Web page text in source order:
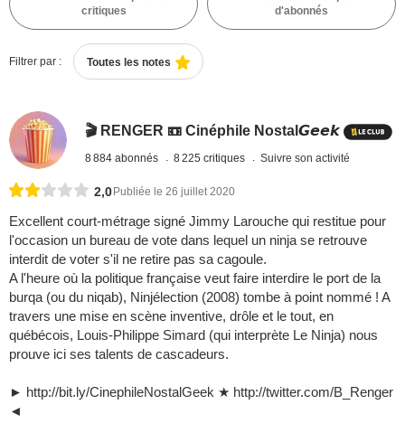
critiques
d'abonnés
Filtrer par : Toutes les notes
🎬 RENGER 📼 Cinéphile Nostal𝙂𝙚𝙚𝙠
8 884 abonnés 8 225 critiques Suivre son activité
2,0 Publiée le 26 juillet 2020
Excellent court-métrage signé Jimmy Larouche qui restitue pour
l'occasion un bureau de vote dans lequel un ninja se retrouve
interdit de voter s'il ne retire pas sa cagoule.
A l'heure où la politique française veut faire interdire le port de la
burqa (ou du niqab), Ninjélection (2008) tombe à point nommé ! A
travers une mise en scène inventive, drôle et le tout, en
québécois, Louis-Philippe Simard (qui interprète Le Ninja) nous
prouve ici ses talents de cascadeurs.
► http://bit.ly/CinephileNostalGeek ★ http://twitter.com/B_Renger
◄